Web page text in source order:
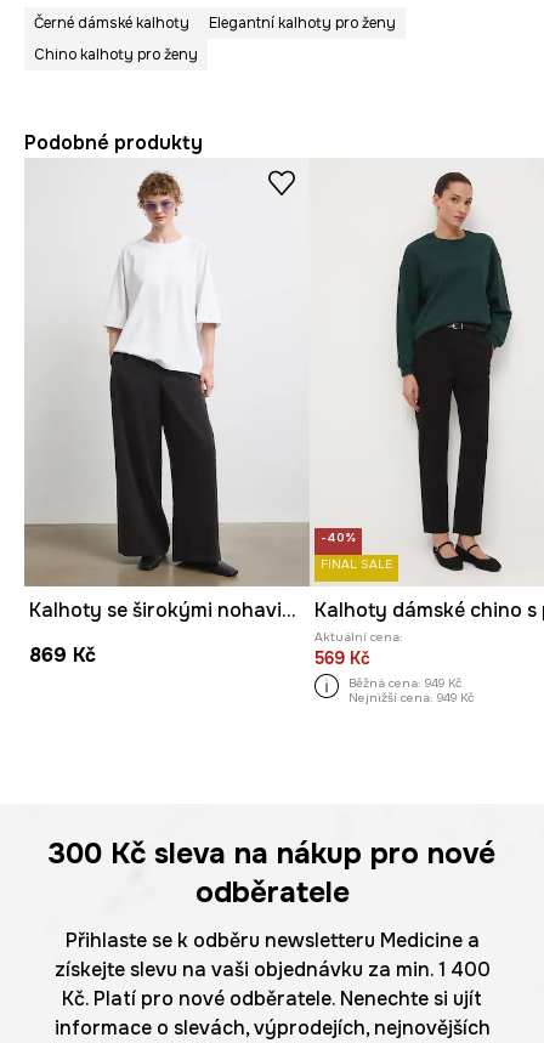
Černé dámské kalhoty
Elegantní kalhoty pro ženy
Chino kalhoty pro ženy
Podobné produkty
Kalhoty se širokými nohavicemi dámské s modalem hladké
869 Kč
-40%
FINAL SALE
Aktuální cena:
569 Kč
Běžná cena: 949 Kč
Nejnižší cena: 949 Kč
300 Kč sleva na nákup pro nové
odběratele
Přihlaste se k odběru newsletteru Medicine a
získejte slevu na vaši objednávku za min. 1 400
Kč. Platí pro nové odběratele. Nenechte si ujít
informace o slevách, výprodejích, nejnovějších